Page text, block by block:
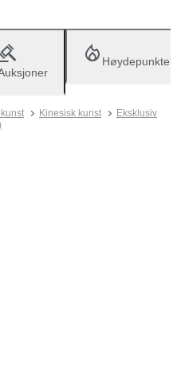
Høydepunkter
Kinesisk kunst
Eksklusiv